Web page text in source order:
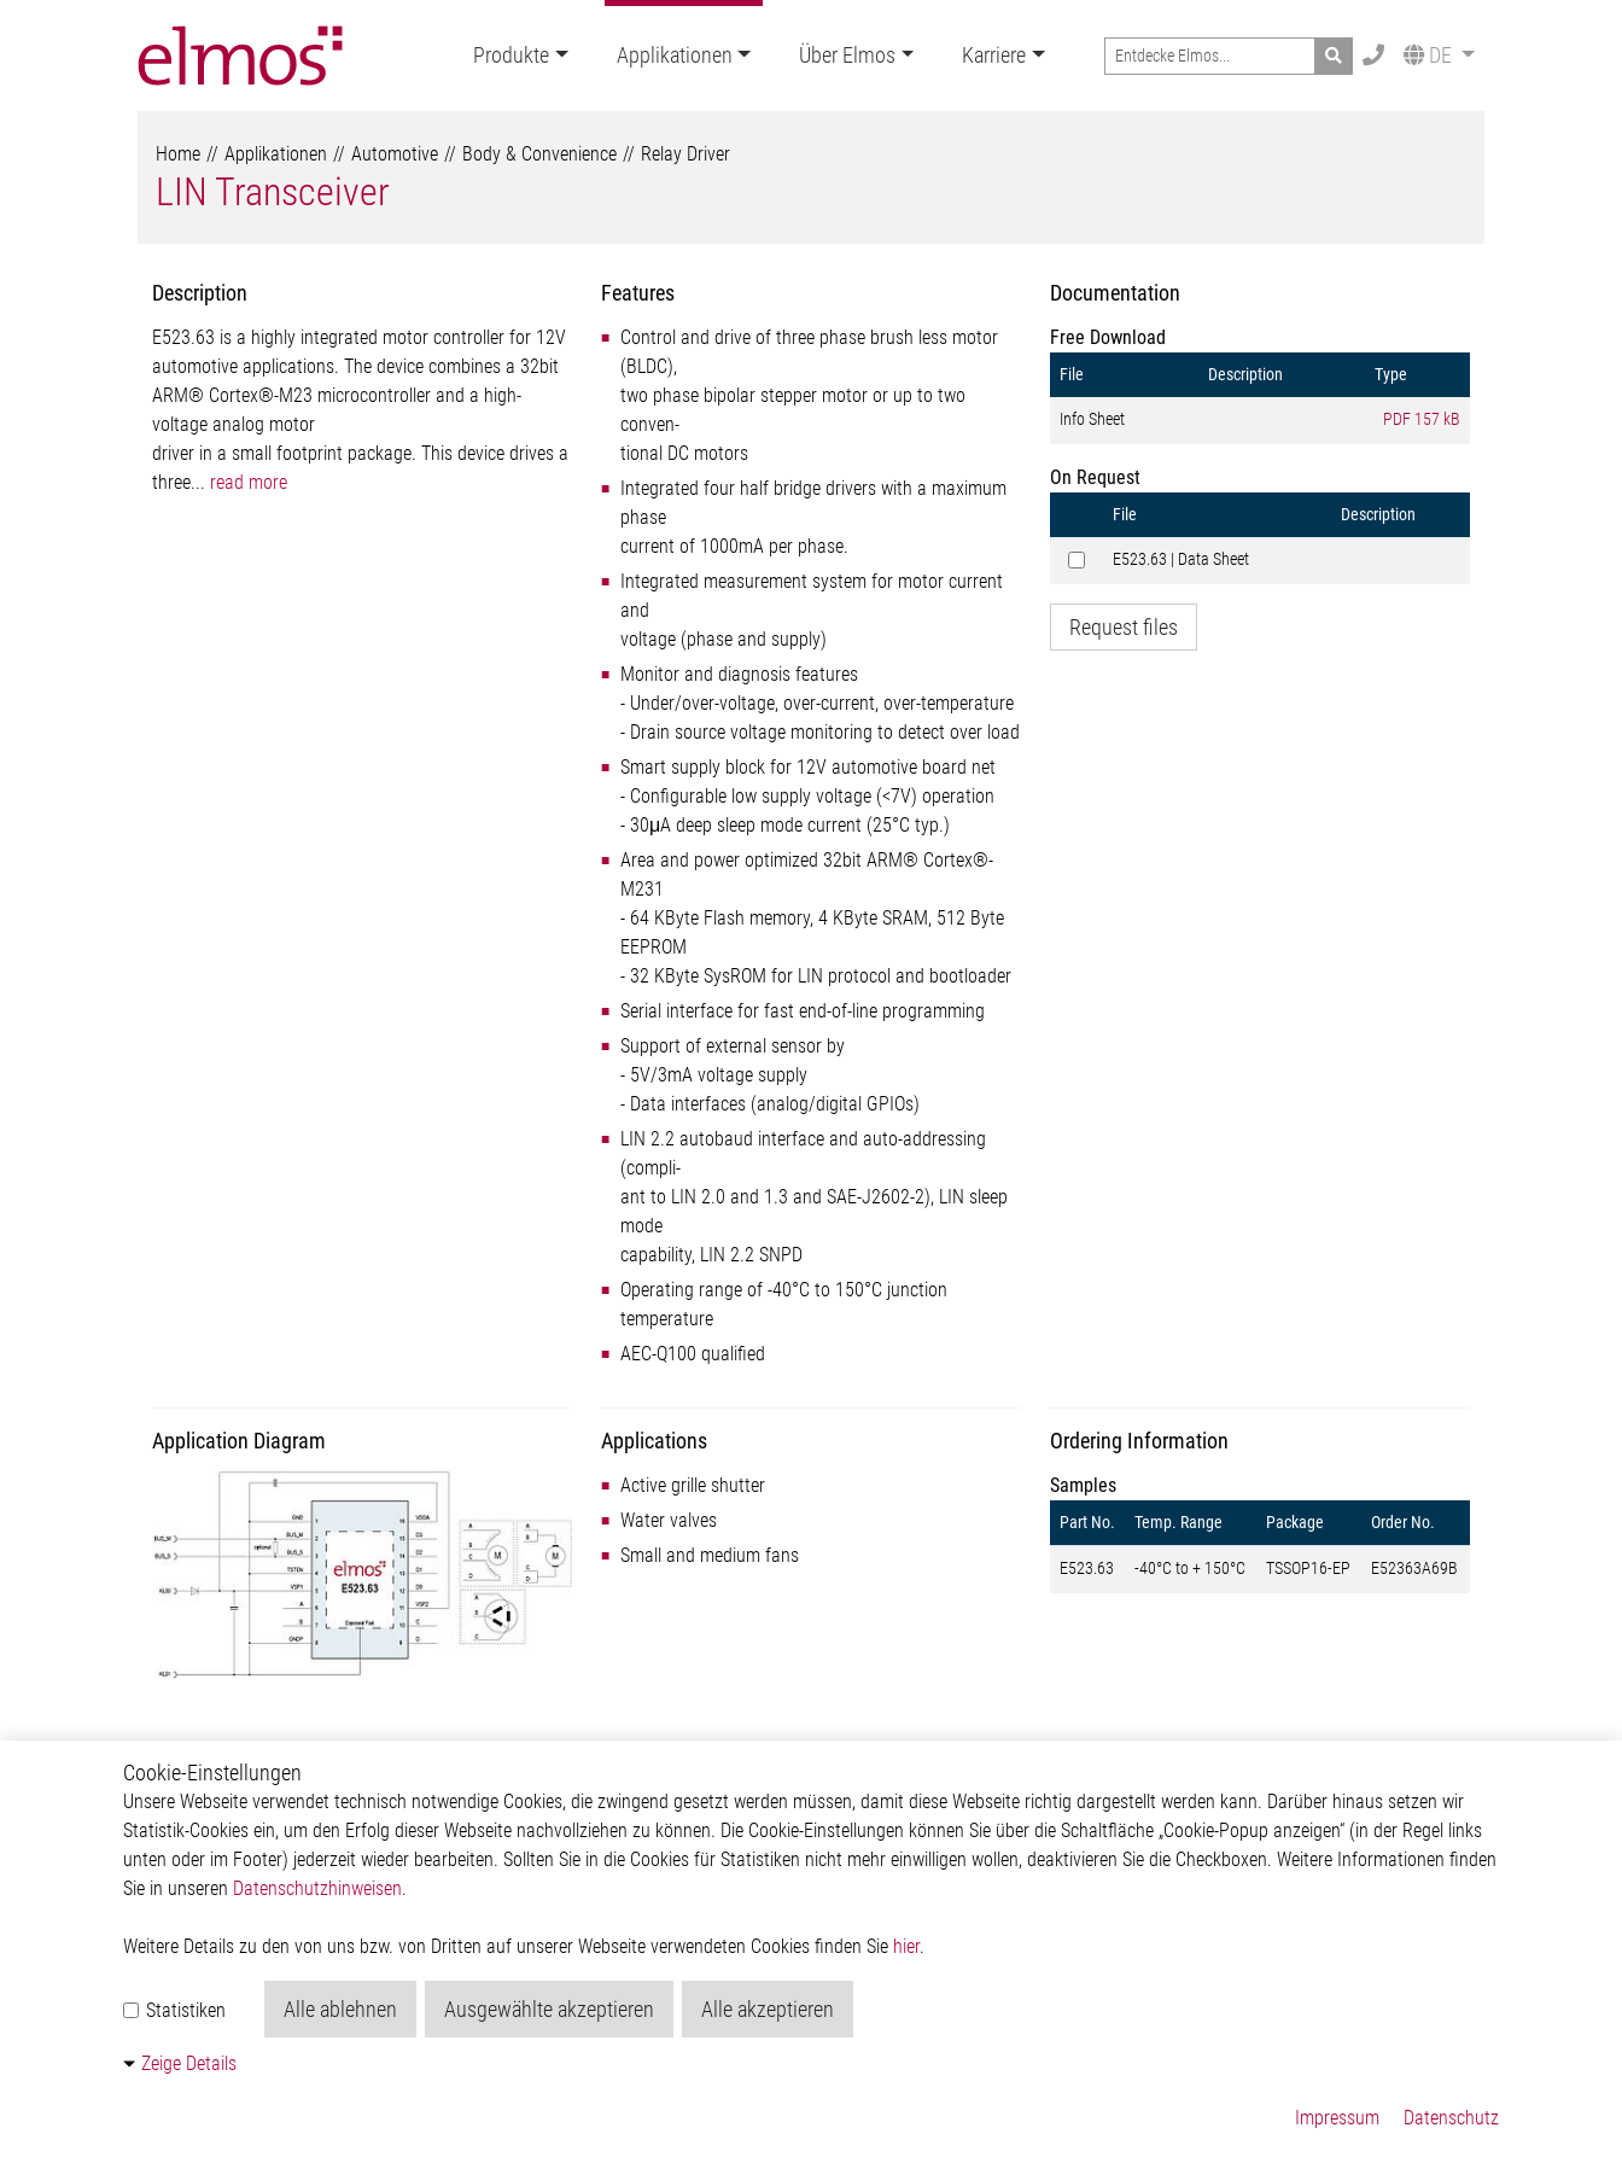
Produkte Applikationen Über Elmos Karriere Search DE
Home Applikationen Automotive Body & Convenience Relay Driver
LIN Transceiver
Description
E523.63 is a highly integrated motor controller for 12V
automotive applications. The device combines a 32bit
ARM® Cortex®-M23 microcontroller and a high-
voltage analog motor
driver in a small footprint package. This device drives a
three... read more
Features
Control and drive of three phase brush less motor
(BLDC),
two phase bipolar stepper motor or up to two
conven-
tional DC motors
Integrated four half bridge drivers with a maximum
phase
current of 1000mA per phase.
Integrated measurement system for motor current
and
voltage (phase and supply)
Monitor and diagnosis features
- Under/over-voltage, over-current, over-temperature
- Drain source voltage monitoring to detect over load
Smart supply block for 12V automotive board net
- Configurable low supply voltage (<7V) operation
- 30μA deep sleep mode current (25°C typ.)
Area and power optimized 32bit ARM® Cortex®-
M231
- 64 KByte Flash memory, 4 KByte SRAM, 512 Byte
EEPROM
- 32 KByte SysROM for LIN protocol and bootloader
Serial interface for fast end-of-line programming
Support of external sensor by
- 5V/3mA voltage supply
- Data interfaces (analog/digital GPIOs)
LIN 2.2 autobaud interface and auto-addressing
(compli-
ant to LIN 2.0 and 1.3 and SAE-J2602-2), LIN sleep
mode
capability, LIN 2.2 SNPD
Operating range of -40°C to 150°C junction
temperature
AEC-Q100 qualified
Documentation
Free Download
File Description Type
Info Sheet PDF 157 kB
On Request
File Description
E523.63 | Data Sheet
Request files
Application Diagram Applications
Active grille shutter
Water valves
Small and medium fans
Ordering Information
Samples
Part No. Temp. Range Package Order No.
E523.63 -40°C to + 150°C TSSOP16-EP E52363A69B
Body & Convenience
Actuator
Comfort
HVAC System
Power Supply
Automotive
ADAS & Safety
Body & Convenience
Powertrain
Über Elmos
Unternehmen
Investor
Weitere Links
Glossar
Kontakt
Kontakt
Elmos Semiconductor SE
Werkstättenstraße 18
Cookie-Einstellungen
Unsere Webseite verwendet technisch notwendige Cookies, die zwingend gesetzt werden müssen, damit diese Webseite richtig dargestellt werden kann. Darüber hinaus setzen wir
Statistik-Cookies ein, um den Erfolg dieser Webseite nachvollziehen zu können. Die Cookie-Einstellungen können Sie über die Schaltfläche „Cookie-Popup anzeigen“ (in der Regel links
unten oder im Footer) jederzeit wieder bearbeiten. Sollten Sie in die Cookies für Statistiken nicht mehr einwilligen wollen, deaktivieren Sie die Checkboxen. Weitere Informationen finden
Sie in unseren Datenschutzhinweisen.
Weitere Details zu den von uns bzw. von Dritten auf unserer Webseite verwendeten Cookies finden Sie hier.
Statistiken Alle ablehnen Ausgewählte akzeptieren Alle akzeptieren
Zeige Details
Impressum Datenschutz